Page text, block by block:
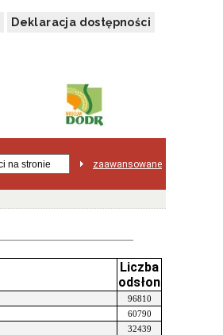
Deklaracja dostępności
zaawansowane
Liczba
odsłon
96810
60790
32439